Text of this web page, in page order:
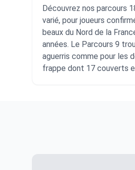
Découvrez nos parcours
varié, pour joueurs
beaux du Nord de la
années. Le Parcours 9
aguerris comme pour les
frappe dont 17 couverts